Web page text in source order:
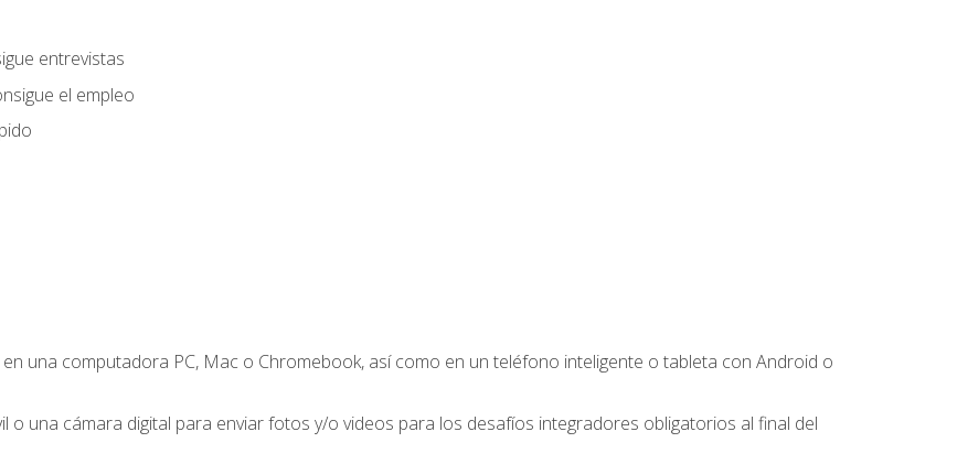
entrevistas
el empleo
una computadora PC, Mac o Chromebook, así como en un teléfono inteligente o tableta con Android o
o una cámara digital para enviar fotos y/o videos para los desafíos integradores obligatorios al final del